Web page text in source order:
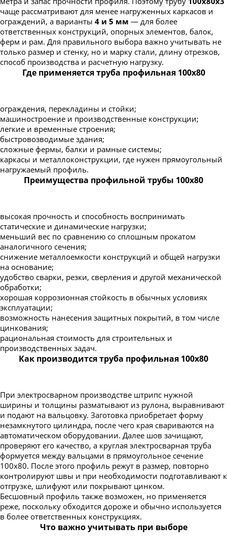
чаще рассматривают для менее нагруженных каркасов и
ограждений, а варианты 4 и 5 мм — для более
ответственных конструкций, опорных элементов, балок,
ферм и рам. Для правильного выбора важно учитывать не
только размер и стенку, но и марку стали, длину отрезков,
способ производства и расчетную нагрузку.
Где применяется труба профильная 100х80
ограждения, перекладины и стойки;
машиностроение и производственные конструкции;
легкие и временные строения;
быстровозводимые здания;
сложные фермы, балки и рамные системы;
каркасы и металлоконструкции, где нужен прямоугольный
нагружаемый профиль.
Преимущества профильной трубы 100х80
высокая прочность и способность воспринимать
статические и динамические нагрузки;
меньший вес по сравнению со сплошным прокатом
аналогичного сечения;
снижение металлоемкости конструкций и общей нагрузки
на основание;
удобство сварки, резки, сверления и другой механической
обработки;
хорошая коррозионная стойкость в обычных условиях
эксплуатации;
возможность нанесения защитных покрытий, в том числе
цинкования;
рациональная стоимость для строительных и
производственных задач.
Как производится труба профильная 100х80
При электросварном производстве штрипс нужной
ширины и толщины разматывают из рулона, выравнивают
и подают на вальцовку. Заготовка приобретает форму
незамкнутого цилиндра, после чего края свариваются на
автоматическом оборудовании. Далее шов зачищают,
проверяют его качество, а круглая электросварная труба
формуется между вальцами в прямоугольное сечение
100х80. После этого профиль режут в размер, повторно
контролируют швы и при необходимости подготавливают к
отгрузке, шлифуют или покрывают цинком.
Бесшовный профиль также возможен, но применяется
реже, поскольку обходится дороже и обычно используется
в более ответственных конструкциях.
Что важно учитывать при выборе